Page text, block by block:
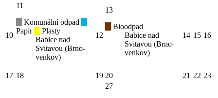
10
11
Komunální odpad
Papír
Plasty
Babice nad
Svitavou (Brno-
venkov)
12
13
Bioodpad
Babice nad
Svitavou (Brno-
venkov)
14 15 16
17 18 19 20 21 22 23
27